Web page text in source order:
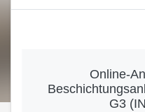
Online-
G3